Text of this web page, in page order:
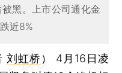
黑。上市公司通化金
近8%
刘虹桥 ）
4月16日凌